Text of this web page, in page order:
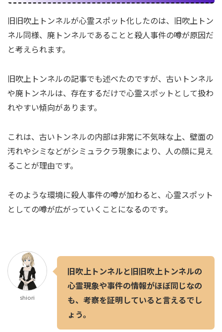
旧旧吹上トンネルが心霊スポット化したのは、旧吹上トン
ネル同様、廃トンネルであることと殺人事件の噂が原因だ
と考えられます。
旧吹上トンネルの記事でも述べたのですが、古いトンネル
や廃トンネルは、存在するだけで心霊スポットとして扱わ
れやすい傾向があります。
これは、古いトンネルの内部は非常に不気味な上、壁面の
汚れやシミなどがシミュラクラ現象により、人の顔に見え
ることが理由です。
そのような環境に殺人事件の噂が加わると、心霊スポット
としての噂が広がっていくことになるのです。
shiori
旧吹上トンネルと旧旧吹上トンネルの
心霊現象や事件の情報がほぼ同じなの
も、考察を証明していると言えるでし
ょう。